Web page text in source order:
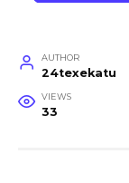
AUTHOR
24texekatu
VIEWS
33